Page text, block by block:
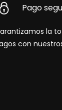
Pago
la
con